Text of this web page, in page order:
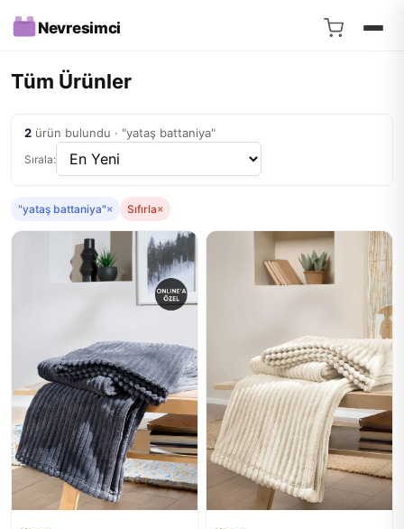
Nevresimci
Tüm Ürünler
2 ürün bulundu · "yataş battaniya"
Sırala:
"yataş battaniya"× Sıfırla×